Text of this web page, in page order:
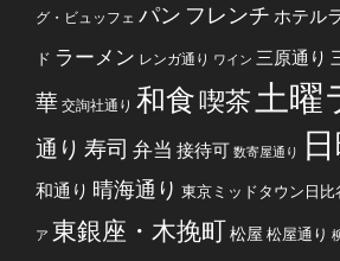
グ・ビュッフェ パン フレンチ ホテル
ド ラーメン レンガ通り ワイン 三原通り
華 交詢社通り 和食喫茶 土曜
通り 寿司 弁当 接待可 数寄屋通り
和通り 晴海通り 東京ミッドタウン日比
ア 東銀座・木挽町松屋 松屋通り